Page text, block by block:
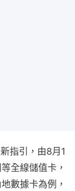
指引，由8月1
全線儲值卡，
數據卡為例，